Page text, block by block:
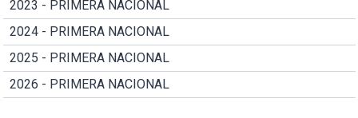
2023 - PRIMERA NACIONAL
2024 - PRIMERA NACIONAL
2025 - PRIMERA NACIONAL
2026 - PRIMERA NACIONAL